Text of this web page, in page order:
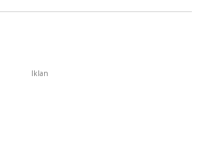
Iklan